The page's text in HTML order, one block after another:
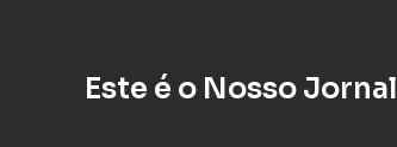
Este é o Nosso Jornal